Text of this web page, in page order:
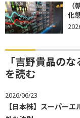
化
「吉野貴晶の
を読む
2026/06/23
【日本株】スーパー